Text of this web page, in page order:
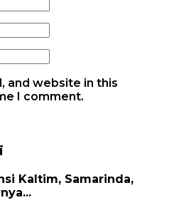
and website in this
I comment.
Kaltim, Samarinda,